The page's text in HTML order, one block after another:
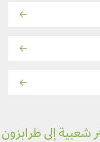
شعبية إلى طرابزون